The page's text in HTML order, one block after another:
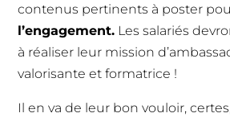
contenus pertinents à poster
l’engagement. Les salariés
à réaliser leur mission
valorisante et formatrice !
Il en va de leur bon vouloir,